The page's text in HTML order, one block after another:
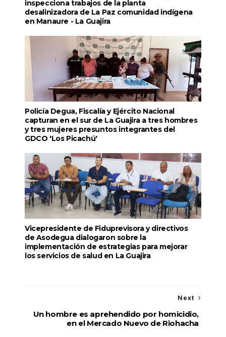
inspecciona trabajos de la planta
desalinizadora de La Paz comunidad indígena
en Manaure - La Guajira
Policía Degua, Fiscalía y Ejército Nacional
capturan en el sur de La Guajira a tres hombres
y tres mujeres presuntos integrantes del
GDCO 'Los Picachú'
Vicepresidente de Fiduprevisora y directivos
de Asodegua dialogaron sobre la
implementación de estrategias para mejorar
los servicios de salud en La Guajira
Next
Un hombre es aprehendido por homicidio,
en el Mercado Nuevo de Riohacha